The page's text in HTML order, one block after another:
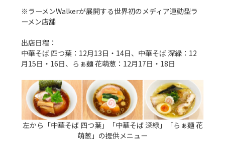
※ラーメンWalkerが展開する世界初のメディア連動型ラ
ーメン店舗
出店日程：
中華そば 四つ葉：12月13日・14日、中華そば 深緑：12
月15日・16日、らぁ麺 花萌葱：12月17日・18日
左から「中華そば 四つ葉」「中華そば 深緑」「らぁ麺 花
萌葱」の提供メニュー